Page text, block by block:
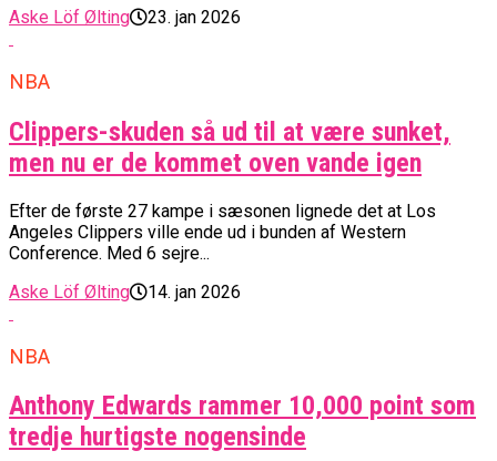
Aske Löf Ølting
23. jan 2026
NBA
Clippers-skuden så ud til at være sunket,
men nu er de kommet oven vande igen
Efter de første 27 kampe i sæsonen lignede det at Los
Angeles Clippers ville ende ud i bunden af Western
Conference. Med 6 sejre...
Aske Löf Ølting
14. jan 2026
NBA
Anthony Edwards rammer 10,000 point som
tredje hurtigste nogensinde